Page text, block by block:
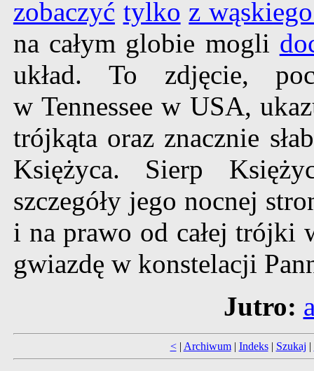
zobaczyć tylko z
na całym globie mogli
układ. To zdjęcie,
w Tennessee w USA,
trójkąta oraz znacznie
Księżyca. Sierp
szczegóły jego nocnej
i na prawo od całej trójki
gwiazdę w konstelacji
Jutro:
<| Archiwum| Indeks| Szukaj |